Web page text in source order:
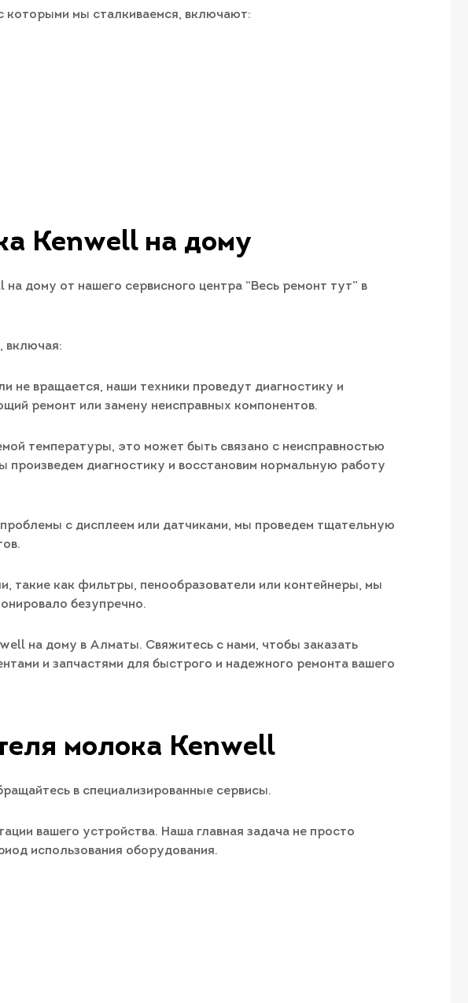
которыми мы сталкиваемся, включают:
Kenwell​ на дому
дому от нашего сервисного центра “Весь ремонт тут” в
включая:
не вращается, наши техники проведут диагностику и
ремонт или замену неисправных компонентов.
температуры, это может быть связано с неисправностью
диагностику и восстановим нормальную работу
с дисплеем или датчиками, мы проведем тщательную
такие как фильтры, пенообразователи или контейнеры, мы
безупречно.
на дому в Алматы. Свяжитесь с нами, чтобы заказать
и запчастями для быстрого и надежного ремонта вашего
молока Kenwell​
в специализированные сервисы.
вашего устройства. Наша главная задача не просто
использования оборудования.